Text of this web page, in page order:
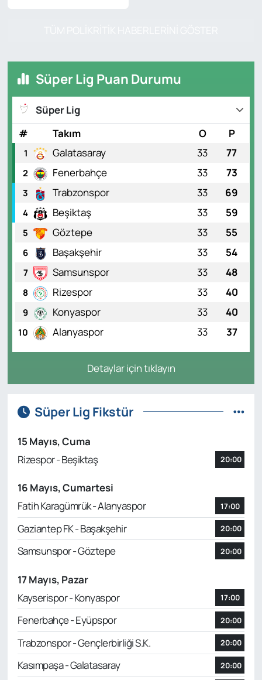
Süper Lig Puan Durumu
Süper Lig
#
Takım O P
1 Galatasaray 33 77
2 Fenerbahçe 33 73
3 Trabzonspor 33 69
4 Beşiktaş 33 59
5 Göztepe 33 55
6 Başakşehir 33 54
7 Samsunspor 33 48
8 Rizespor 33 40
9 Konyaspor 33 40
10 Alanyaspor 33 37
Detaylar için tıklayın
Süper Lig Fikstür
15 Mayıs, Cuma
Rizespor - Beşiktaş
20:00
16 Mayıs, Cumartesi
Fatih Karagümrük - Alanyaspor
17:00
Gaziantep FK - Başakşehir 20:00
Samsunspor - Göztepe 20:00
17 Mayıs, Pazar
Kayserispor - Konyaspor
17:00
Fenerbahçe - Eyüpspor 20:00
Trabzonspor - Gençlerbirliği S.K. 20:00
Kasımpaşa - Galatasaray 20:00